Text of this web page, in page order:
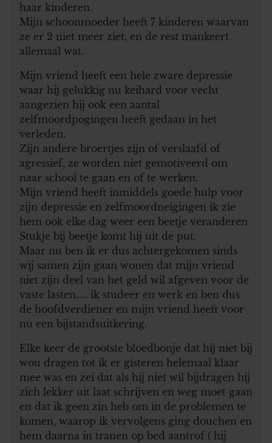
haar kinderen.
Mijn schoonmoeder heeft 7 kinderen waarvan
ze er 2 niet meer ziet, en de rest mankeert
allemaal wat.
Mijn vriend heeft een hele zware depressie
waar hij gelukkig nu keihard voor vecht
aangezien hij ook een aantal
zelfmoordpogingen heeft gedaan in het
verleden.
Zijn andere broertjes zijn of verslaafd of
agressief, ze worden niet gemotiveerd om
naar school te gaan en of te werken.
Mijn vriend heeft inmiddels goede hulp voor
zijn depressie en zelfmoordneigingen ik zie
hem ook elke dag weer een beetje veranderen
Stukje bij beetje komt hij uit de put.
Maar nu ben ik er dus achtergekomen sinds
wij samen zijn gaan wonen dat mijn vriend
niet zijn deel van het geld wil afgeven voor de
vaste lasten….. ik studeer en werk en ben dus
de hoofdverdiener en mijn vriend heeft voor
nu een bijstandsuitkering.
Elke keer de grootste bloedbonje dat hij niet bij
wou dragen tot ik er gisteren helemaal klaar
mee was en zei dat als hij niet wil bijdragen hij
zich lekker uit laat schrijven en weg moet gaan
en dat ik geen zin heb om in de problemen te
komen, waarop ik vervolgens ging douchen en
hem daarna in tranen op bed aantrof ( hij